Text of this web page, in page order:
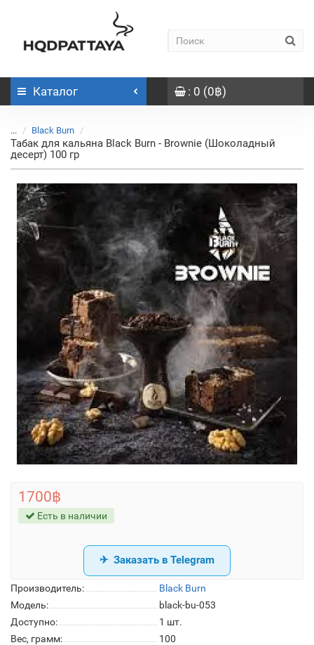
Каталог : 0 (0฿)
... Black Burn
Табак для кальяна Black Burn - Brownie (Шоколадный
десерт) 100 гр
Производитель:
Black Burn
Модель:
black-bu-053
Доступно:
1 шт.
Вес, грамм:
100
1700฿
Есть в наличии
Заказать в Telegram